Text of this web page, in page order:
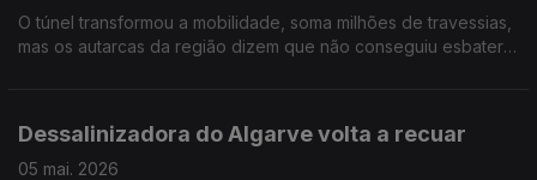
O túnel transformou a mobilidade, soma milhões de travessias,
mas os autarcas da região dizem que não conseguiu esbater
Dessalinizadora do Algarve volta a recuar
05 mai. 2026